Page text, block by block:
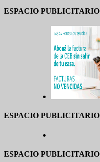
ESPACIO PUBLICITARIO
ESPACIO PUBLICITARIO
ESPACIO PUBLICITARIO